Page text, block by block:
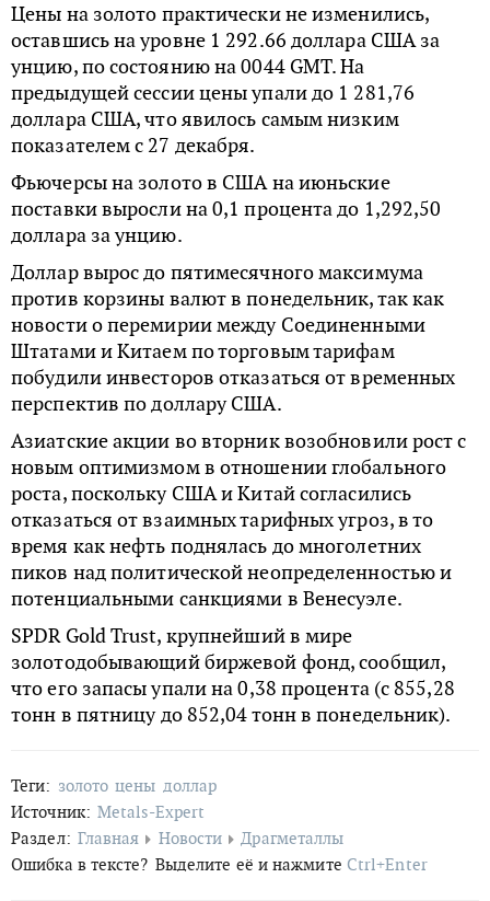
Цены на золото практически не изменились,
оставшись на уровне 1 292.66 доллара США за
унцию, по состоянию на 0044 GMT. На
предыдущей сессии цены упали до 1 281,76
доллара США, что явилось самым низким
показателем с 27 декабря.
Фьючерсы на золото в США на июньские
поставки выросли на 0,1 процента до 1,292,50
доллара за унцию.
Доллар вырос до пятимесячного максимума
против корзины валют в понедельник, так как
новости о перемирии между Соединенными
Штатами и Китаем по торговым тарифам
побудили инвесторов отказаться от временных
перспектив по доллару США.
Азиатские акции во вторник возобновили рост с
новым оптимизмом в отношении глобального
роста, поскольку США и Китай согласились
отказаться от взаимных тарифных угроз, в то
время как нефть поднялась до многолетних
пиков над политической неопределенностью и
потенциальными санкциями в Венесуэле.
SPDR Gold Trust, крупнейший в мире
золотодобывающий биржевой фонд, сообщил,
что его запасы упали на 0,38 процента (с 855,28
тонн в пятницу до 852,04 тонн в понедельник).
Теги: золото цены доллар
Источник: Metals-Expert
Раздел: Главная Новости
Драгметаллы
Ошибка в тексте? Выделите её и нажмите Ctrl+Enter